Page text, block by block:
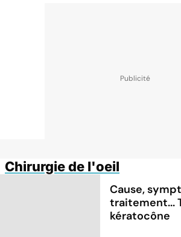
Chirurgie de l'oeil
Cause,
traitement...
kératocône